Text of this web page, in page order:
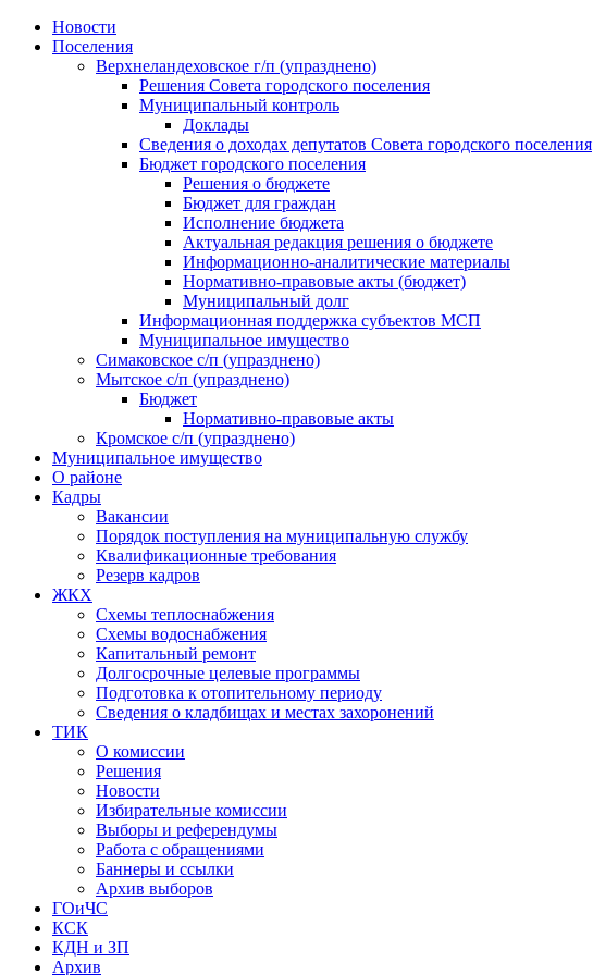
Skip
Новости
Поселения
Верхнеландеховское г/п (упразднено)
Решения Совета городского поселения
Муниципальный контроль
Доклады
Сведения о доходах депутатов Совета городского поселения
Бюджет городского поселения
Решения о бюджете
Бюджет для граждан
Исполнение бюджета
Актуальная редакция решения о бюджете
Информационно-аналитические материалы
Нормативно-правовые акты (бюджет)
Муниципальный долг
Информационная поддержка субъектов МСП
Муниципальное имущество
Симаковское с/п (упразднено)
Мытское с/п (упразднено)
Бюджет
Нормативно-правовые акты
Кромское с/п (упразднено)
Муниципальное имущество
О районе
Кадры
Вакансии
Порядок поступления на муниципальную службу
Квалификационные требования
Резерв кадров
ЖКХ
Схемы теплоснабжения
Схемы водоснабжения
Капитальный ремонт
Долгосрочные целевые программы
Подготовка к отопительному периоду
Сведения о кладбищах и местах захоронений
ТИК
О комиссии
Решения
Новости
Избирательные комиссии
Выборы и референдумы
Работа с обращениями
Баннеры и ссылки
Архив выборов
ГОиЧС
КСК
КДН и ЗП
Архив